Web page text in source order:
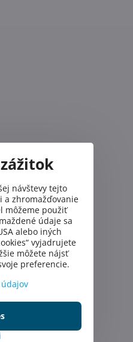
návštevy tejto
a zhromažďovanie
môžeme použiť
údaje sa
alebo iných
vyjadrujete
môžete nájsť
preferencie.